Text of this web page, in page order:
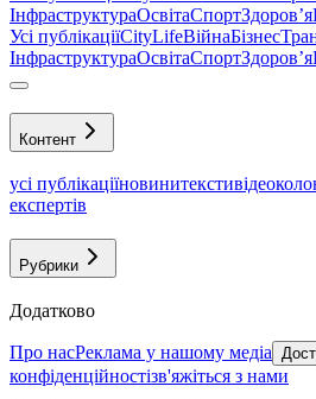
ІнфраструктураОсвітаСпортЗдоровʼя
Усі публікаціїCityLifeВійнаБізнес
ІнфраструктураОсвітаСпортЗдоровʼя
Контент
усі публікаціїновинитекстивідео
експертів
Рубрики
Додатково
Про насРеклама у нашому медіа
конфіденційностізв'яжіться з нами